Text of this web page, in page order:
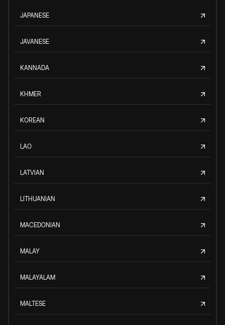
JAPANESE
JAVANESE
KANNADA
KHMER
KOREAN
LAO
LATVIAN
LITHUANIAN
MACEDONIAN
MALAY
MALAYALAM
MALTESE